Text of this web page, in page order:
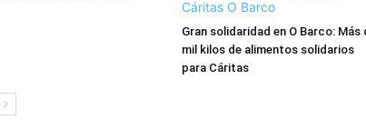
Gran solidaridad en O Barco: Más
mil kilos de alimentos solidarios
para Cáritas